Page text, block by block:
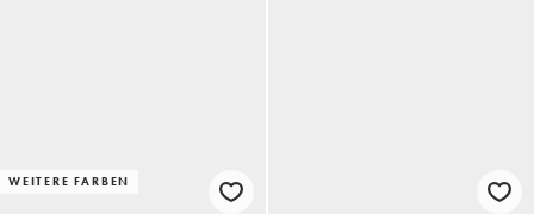
WEITERE FARBEN